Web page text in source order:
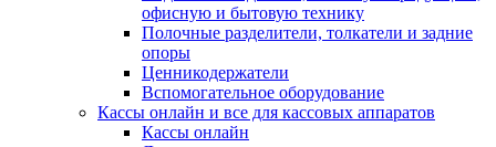
офисную и бытовую технику
Полочные разделители, толкатели и задние
опоры
Ценникодержатели
Вспомогательное оборудование
Кассы онлайн и все для кассовых аппаратов
Кассы онлайн